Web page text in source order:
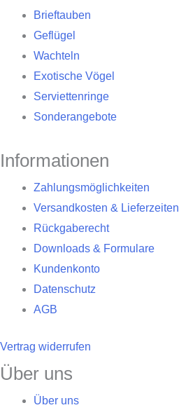
Brieftauben
Geflügel
Wachteln
Exotische Vögel
Serviettenringe
Sonderangebote
Informationen
Zahlungsmöglichkeiten
Versandkosten & Lieferzeiten
Rückgaberecht
Downloads & Formulare
Kundenkonto
Datenschutz
AGB
Vertrag widerrufen
Über uns
Über uns